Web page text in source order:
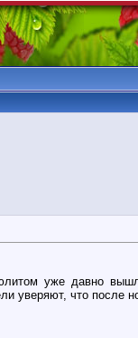
уже давно
уверяют, что после